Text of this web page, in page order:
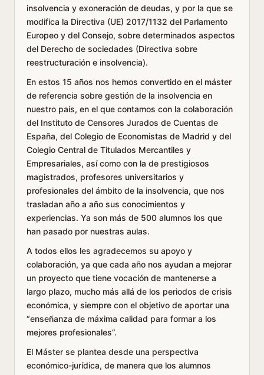
insolvencia y exoneración de deudas, y por la que se
modifica la Directiva (UE) 2017/1132 del Parlamento
Europeo y del Consejo, sobre determinados aspectos
del Derecho de sociedades (Directiva sobre
reestructuración e insolvencia).
En estos 15 años nos hemos convertido en el máster
de referencia sobre gestión de la insolvencia en
nuestro país, en el que contamos con la colaboración
del Instituto de Censores Jurados de Cuentas de
España, del Colegio de Economistas de Madrid y del
Colegio Central de Titulados Mercantiles y
Empresariales, así como con la de prestigiosos
magistrados, profesores universitarios y
profesionales del ámbito de la insolvencia, que nos
trasladan año a año sus conocimientos y
experiencias. Ya son más de 500 alumnos los que
han pasado por nuestras aulas.
A todos ellos les agradecemos su apoyo y
colaboración, ya que cada año nos ayudan a mejorar
un proyecto que tiene vocación de mantenerse a
largo plazo, mucho más allá de los periodos de crisis
económica, y siempre con el objetivo de aportar una
“enseñanza de máxima calidad para formar a los
mejores profesionales”.
El Máster se plantea desde una perspectiva
económico-jurídica, de manera que los alumnos